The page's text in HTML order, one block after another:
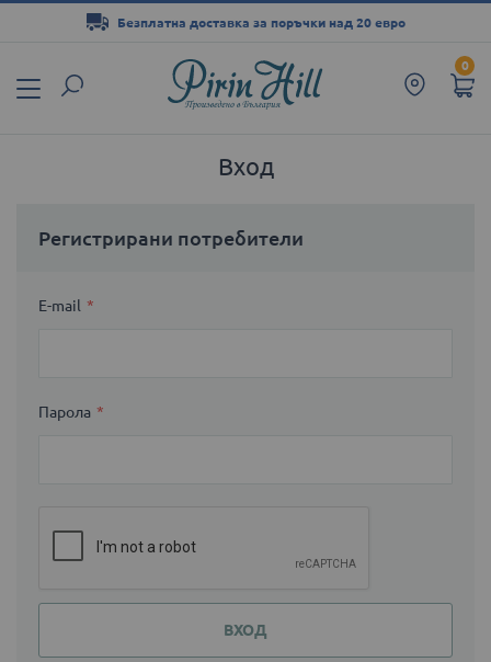
0
Безплатна доставка за поръчки над 20 евро
съдържанието
Вход
Регистрирани потребители
E-mail
Парола
ВХОД